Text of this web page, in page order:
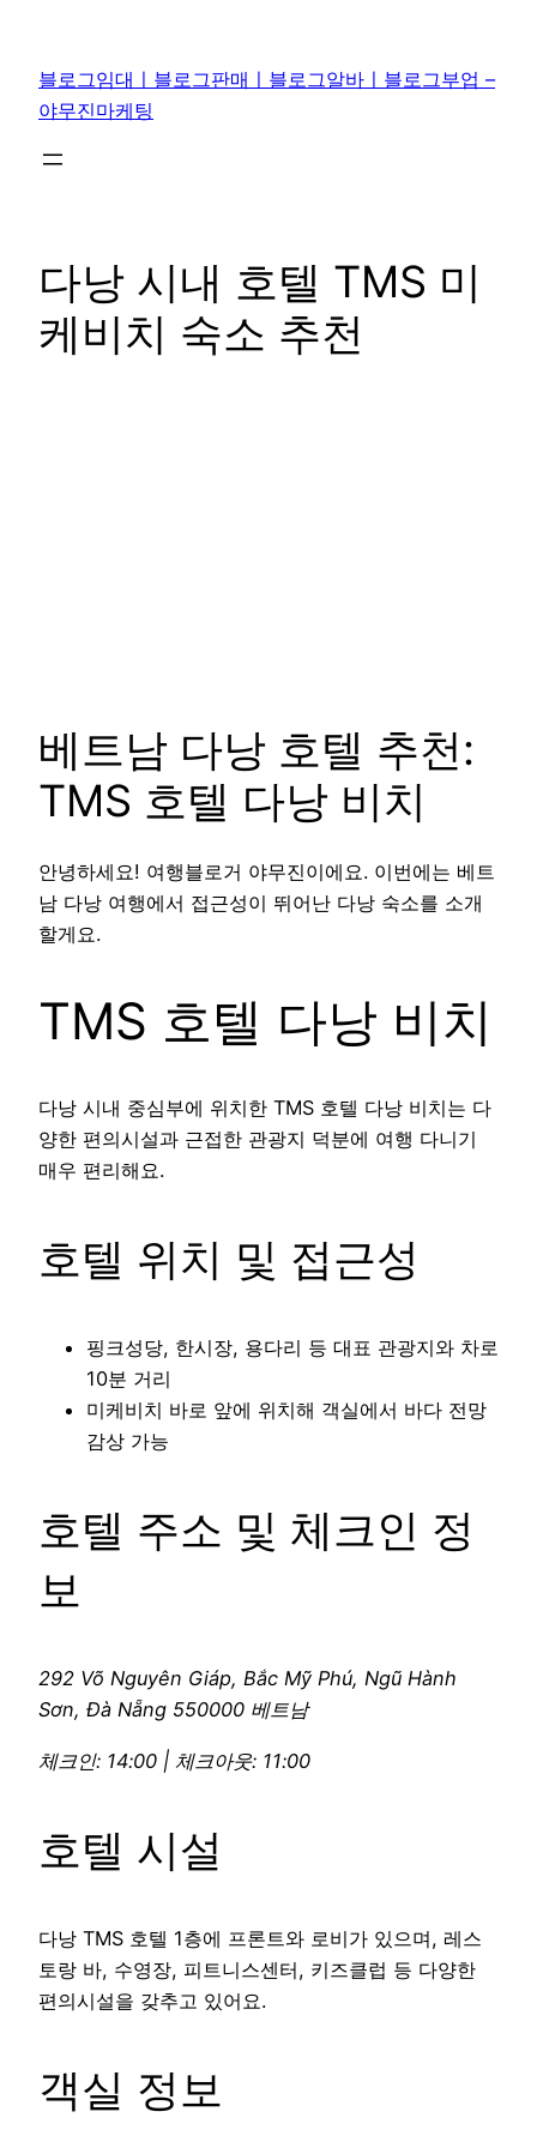
블로그임대ㅣ블로그판매ㅣ블로그알바ㅣ블로그부업 –
야무진마케팅
다낭 시내 호텔 TMS 미
케비치 숙소 추천
베트남 다낭 호텔 추천:
TMS 호텔 다낭 비치
안녕하세요! 여행블로거 야무진이에요. 이번에는 베트
남 다낭 여행에서 접근성이 뛰어난 다낭 숙소를 소개
할게요.
TMS 호텔 다낭 비치
다낭 시내 중심부에 위치한 TMS 호텔 다낭 비치는 다
양한 편의시설과 근접한 관광지 덕분에 여행 다니기
매우 편리해요.
호텔 위치 및 접근성
핑크성당, 한시장, 용다리 등 대표 관광지와 차로
10분 거리
미케비치 바로 앞에 위치해 객실에서 바다 전망
감상 가능
호텔 주소 및 체크인 정
보
292 Võ Nguyên Giáp, Bắc Mỹ Phú, Ngũ Hành
Sơn, Đà Nẵng 550000 베트남
체크인: 14:00 | 체크아웃: 11:00
호텔 시설
다낭 TMS 호텔 1층에 프론트와 로비가 있으며, 레스
토랑 바, 수영장, 피트니스센터, 키즈클럽 등 다양한
편의시설을 갖추고 있어요.
객실 정보